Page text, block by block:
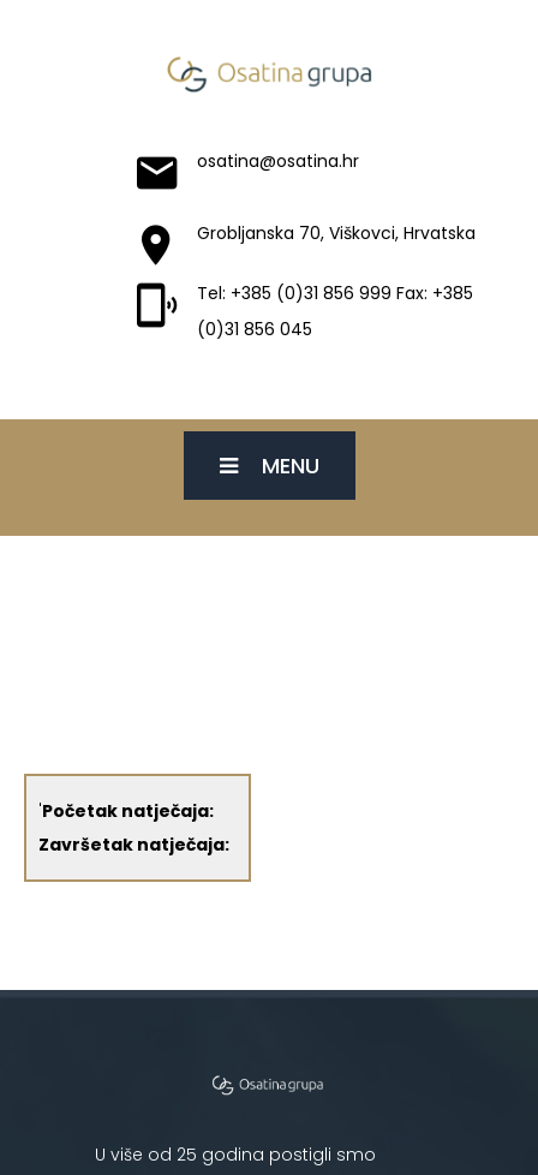
osatina@osatina.hr
Grobljanska 70, Viškovci, Hrvatska
Tel: +385 (0)31 856 999 Fax: +385
(0)31 856 045
MENU
'Početak natječaja:
Završetak natječaja:
U više od 25 godina postigli smo